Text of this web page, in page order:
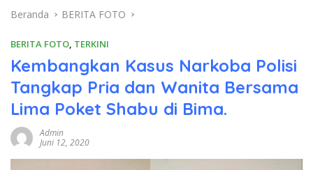
Beranda BERITA FOTO
BERITA FOTO, TERKINI
Kembangkan Kasus Narkoba Polisi
Tangkap Pria dan Wanita Bersama
Lima Poket Shabu di Bima.
Admin
Juni 12, 2020